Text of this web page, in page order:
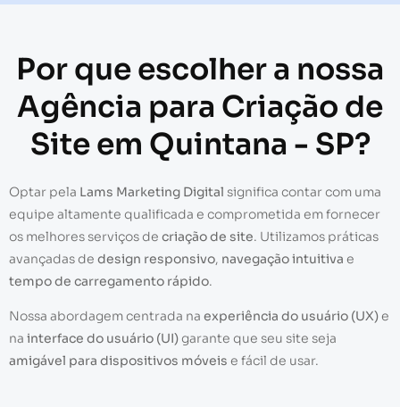
Por que escolher a nossa
Agência para Criação de
Site em Quintana - SP?
Optar pela Lams Marketing Digital significa contar com uma
equipe altamente qualificada e comprometida em fornecer
os melhores serviços de criação de site. Utilizamos práticas
avançadas de design responsivo, navegação intuitiva e
tempo de carregamento rápido.
Nossa abordagem centrada na experiência do usuário (UX)e
na interface do usuário (UI)garante que seu site seja
amigável para dispositivos móveis e fácil de usar.